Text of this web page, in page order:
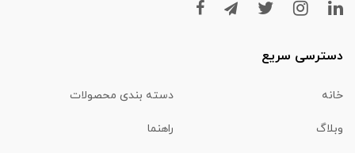
دسترسی سریع
خانه دسته بندی محصولات
وبلاگ راهنما